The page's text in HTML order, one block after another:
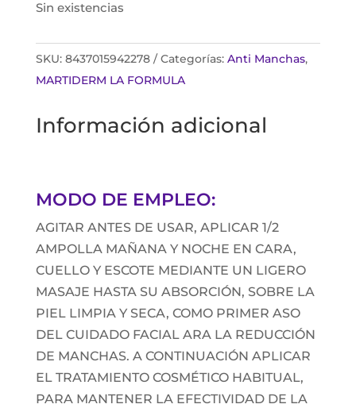
Sin existencias
SKU: 8437015942278 Categorías: Anti Manchas,
MARTIDERM LA FORMULA
Información adicional
MODO DE EMPLEO:
AGITAR ANTES DE USAR, APLICAR 1/2
AMPOLLA MAÑANA Y NOCHE EN CARA,
CUELLO Y ESCOTE MEDIANTE UN LIGERO
MASAJE HASTA SU ABSORCIÓN, SOBRE LA
PIEL LIMPIA Y SECA, COMO PRIMER ASO
DEL CUIDADO FACIAL ARA LA REDUCCIÓN
DE MANCHAS. A CONTINUACIÓN APLICAR
EL TRATAMIENTO COSMÉTICO HABITUAL,
PARA MANTENER LA EFECTIVIDAD DE LA